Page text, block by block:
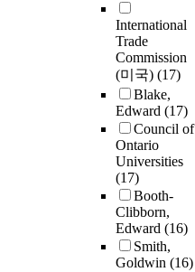
International
Trade
Commission
(미국) (17)
Blake,
Edward (17)
Council of
Ontario
Universities
(17)
Booth-
Clibborn,
Edward (16)
Smith,
Goldwin (16)